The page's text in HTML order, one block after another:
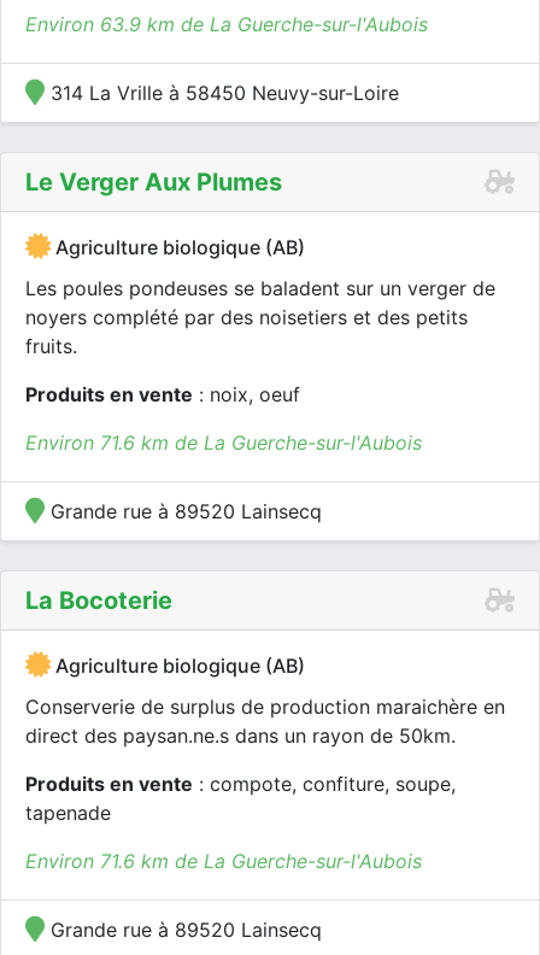
Environ 63.9 km de La Guerche-sur-l'Aubois
314 La Vrille à 58450 Neuvy-sur-Loire
Le Verger Aux Plumes
Agriculture biologique (AB)
Les poules pondeuses se baladent sur un verger de
noyers complété par des noisetiers et des petits
fruits.
Produits en vente : noix, oeuf
Environ 71.6 km de La Guerche-sur-l'Aubois
Grande rue à 89520 Lainsecq
La Bocoterie
Agriculture biologique (AB)
Conserverie de surplus de production maraichère en
direct des paysan.ne.s dans un rayon de 50km.
Produits en vente : compote, confiture, soupe,
tapenade
Environ 71.6 km de La Guerche-sur-l'Aubois
Grande rue à 89520 Lainsecq